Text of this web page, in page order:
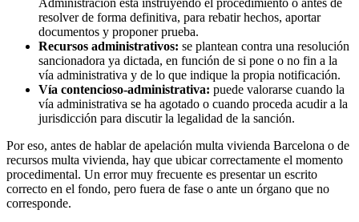
Administración está instruyendo el procedimiento o antes de
resolver de forma definitiva, para rebatir hechos, aportar
documentos y proponer prueba.
Recursos administrativos: se plantean contra una resolución
sancionadora ya dictada, en función de si pone o no fin a la
vía administrativa y de lo que indique la propia notificación.
Vía contencioso-administrativa: puede valorarse cuando la
vía administrativa se ha agotado o cuando proceda acudir a la
jurisdicción para discutir la legalidad de la sanción.
Por eso, antes de hablar de apelación multa vivienda Barcelona o de
recursos multa vivienda, hay que ubicar correctamente el momento
procedimental. Un error muy frecuente es presentar un escrito
correcto en el fondo, pero fuera de fase o ante un órgano que no
corresponde.